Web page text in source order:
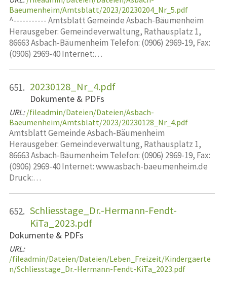
Baeumenheim/Amtsblatt/2023/20230204_Nr_5.pdf
^----------- Amtsblatt Gemeinde Asbach-Bäumenheim
Herausgeber: Gemeindeverwaltung, Rathausplatz 1,
86663 Asbach-Bäumenheim Telefon: (0906) 2969-19, Fax:
(0906) 2969-40 Internet:…
651. 20230128_Nr_4.pdf
Dokumente & PDFs
URL: /fileadmin/Dateien/Dateien/Asbach-
Baeumenheim/Amtsblatt/2023/20230128_Nr_4.pdf
Amtsblatt Gemeinde Asbach-Bäumenheim
Herausgeber: Gemeindeverwaltung, Rathausplatz 1,
86663 Asbach-Bäumenheim Telefon: (0906) 2969-19, Fax:
(0906) 2969-40 Internet: www.asbach-baeumenheim.de
Druck:…
652. Schliesstage_Dr.-Hermann-Fendt-
KiTa_2023.pdf
Dokumente & PDFs
URL:
/fileadmin/Dateien/Dateien/Leben_Freizeit/Kindergaerte
n/Schliesstage_Dr.-Hermann-Fendt-KiTa_2023.pdf